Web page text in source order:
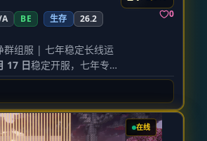
系统，轻松圈地，守护你
状
闭，想对战就开启，全
谷与群岛 全年龄段
围，没有戾气，适合所有
内网络
稳定在线 游玩须知
版，支持正版与离线模式
BE 生存
26.2
群组服 | 七年稳定长线运
17 日稳定开服，七年专业
路、不随意魔改，社区氛
稳长线游玩体验！
组架构，多分区同步开
、建筑创作、红石生电、
0
在线